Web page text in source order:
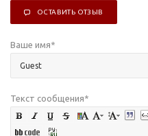
ОСТАВИТЬ ОТЗЫВ
Ваше имя*
Текст сообщения*